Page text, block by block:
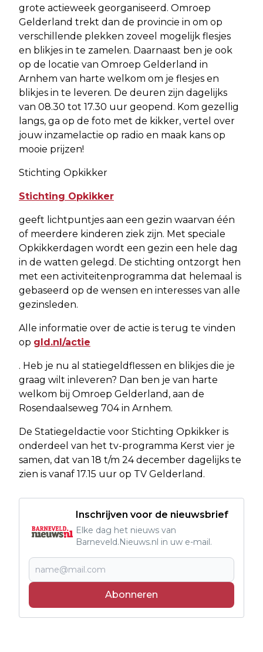
grote actieweek georganiseerd. Omroep
Gelderland trekt dan de provincie in om op
verschillende plekken zoveel mogelijk flesjes
en blikjes in te zamelen. Daarnaast ben je ook
op de locatie van Omroep Gelderland in
Arnhem van harte welkom om je flesjes en
blikjes in te leveren. De deuren zijn dagelijks
van 08.30 tot 17.30 uur geopend. Kom gezellig
langs, ga op de foto met de kikker, vertel over
jouw inzamelactie op radio en maak kans op
mooie prijzen!
Stichting Opkikker
Stichting Opkikker
geeft lichtpuntjes aan een gezin waarvan één
of meerdere kinderen ziek zijn. Met speciale
Opkikkerdagen wordt een gezin een hele dag
in de watten gelegd. De stichting ontzorgt hen
met een activiteitenprogramma dat helemaal is
gebaseerd op de wensen en interesses van alle
gezinsleden.
Alle informatie over de actie is terug te vinden
op gld.nl/actie
. Heb je nu al statiegeldflessen en blikjes die je
graag wilt inleveren? Dan ben je van harte
welkom bij Omroep Gelderland, aan de
Rosendaalseweg 704 in Arnhem.
De Statiegeldactie voor Stichting Opkikker is
onderdeel van het tv-programma Kerst vier je
samen, dat van 18 t/m 24 december dagelijks te
zien is vanaf 17.15 uur op TV Gelderland.
Inschrijven voor de nieuwsbrief
Elke dag het nieuws van
Barneveld.Nieuws.nl in uw e-mail.
Abonneren